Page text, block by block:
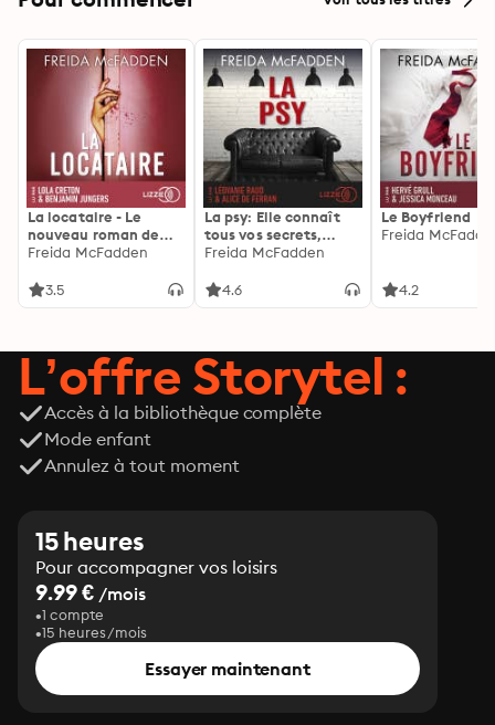
La locataire - Le
nouveau roman de
l'autrice de La femme
Freida McFadden
3.5
La psy: Elle connaît
tous vos secrets,
découvrez les siens ...
Freida McFadden
4.6
Le Boyfriend
Freida
4.2
L’offre Storytel :
Accès à la bibliothèque complète
Mode enfant
Annulez à tout moment
15 heures
Pour accompagner vos loisirs
9.99 € /mois
1 compte
15 heures/mois
Essayer maintenant